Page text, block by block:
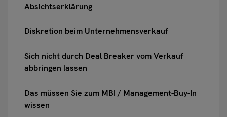
Absichtserklärung
Diskretion beim Unternehmensverkauf
Sich nicht durch Deal Breaker vom Verkauf
abbringen lassen
Das müssen Sie zum MBI / Management-Buy-In
wissen